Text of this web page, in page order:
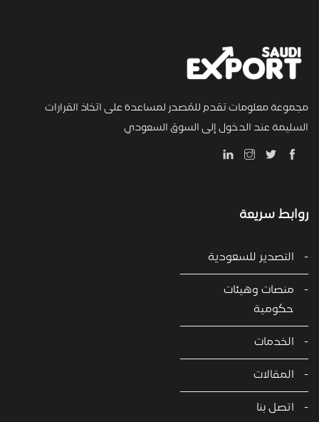
مجموعة معلومات تقدم للمُصدر لمساعدة على اتخاذ القرارات
السليمة عند الدخول إلى السوق السعودي
روابط سريعة
التصدير للسعودية
منصات وهيئات
حكومية
الخدمات
المقالات
اتصل بنا